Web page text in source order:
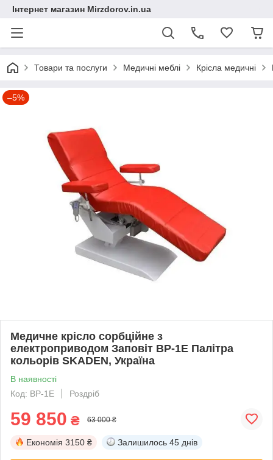
Інтернет магазин Mirzdorov.in.ua
Товари та послуги Медичні меблі Крісла медичні
–5%
Медичне крісло сорбційне з
електроприводом Заповіт ВР-1Е Палітра
кольорів SKADEN, Україна
В наявності
Код: ВР-1Е
Роздріб
59 850 ₴ 63 000 ₴
Економія 3150 ₴ Залишилось 45 днів